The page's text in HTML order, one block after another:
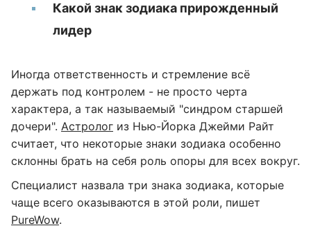
Какой знак зодиака прирожденный
лидер
Иногда ответственность и стремление всё
держать под контролем - не просто черта
характера, а так называемый "синдром старшей
дочери". Астролог из Нью-Йорка Джейми Райт
считает, что некоторые знаки зодиака особенно
склонны брать на себя роль опоры для всех вокруг.
Специалист назвала три знака зодиака, которые
чаще всего оказываются в этой роли, пишет
PureWow.